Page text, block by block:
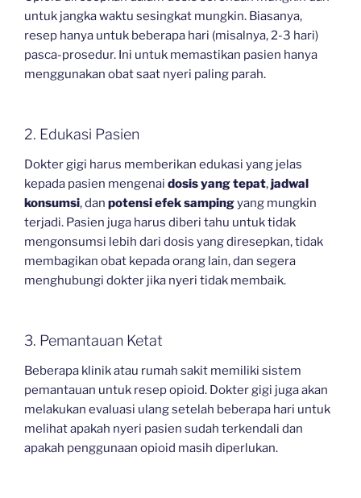
untuk jangka waktu sesingkat mungkin. Biasanya,
resep hanya untuk beberapa hari (misalnya, 2-3 hari)
pasca-prosedur. Ini untuk memastikan pasien hanya
menggunakan obat saat nyeri paling parah.
2. Edukasi Pasien
Dokter gigi harus memberikan edukasi yang jelas
kepada pasien mengenai dosis yang tepat,jadwal
konsumsi, dan potensi efek sampingyang mungkin
terjadi. Pasien juga harus diberi tahu untuk tidak
mengonsumsi lebih dari dosis yang diresepkan, tidak
membagikan obat kepada orang lain, dan segera
menghubungi dokter jika nyeri tidak membaik.
3. Pemantauan Ketat
Beberapa klinik atau rumah sakit memiliki sistem
pemantauan untuk resep opioid. Dokter gigi juga akan
melakukan evaluasi ulang setelah beberapa hari untuk
melihat apakah nyeri pasien sudah terkendali dan
apakah penggunaan opioid masih diperlukan.